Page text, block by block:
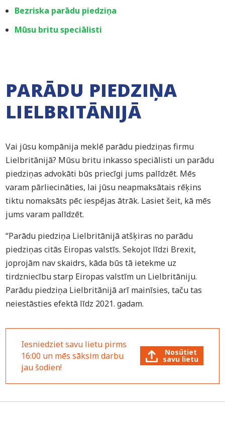
Bezriska parādu piedziņa
Mūsu britu speciālisti
PARĀDU PIEDZIŅA
LIELBRITĀNIJĀ
Vai jūsu kompānija meklē parādu piedziņas firmu
Lielbritānijā? Mūsu britu inkasso speciālisti un parādu
piedziņas advokāti būs priecīgi jums palīdzēt. Mēs
varam pārliecināties, lai jūsu neapmaksātais rēķins
tiktu nomaksāts pēc iespējas ātrāk. Lasiet šeit, kā mēs
jums varam palīdzēt.
“Parādu piedziņa Lielbritānijā atšķiras no parādu
piedziņas citās Eiropas valstīs. Sekojot līdzi Brexit,
joprojām nav skaidrs, kāda būs tā ietekme uz
tirdzniecību starp Eiropas valstīm un Lielbritāniju.
Parādu piedziņa Lielbritānijā arī mainīsies, taču tas
neiestāsties efektā līdz 2021. gadam.
Iesniedziet savu lietu pirms
16:00 un mēs sāksim darbu
jau šodien!
Nosūtiet
savu lietu